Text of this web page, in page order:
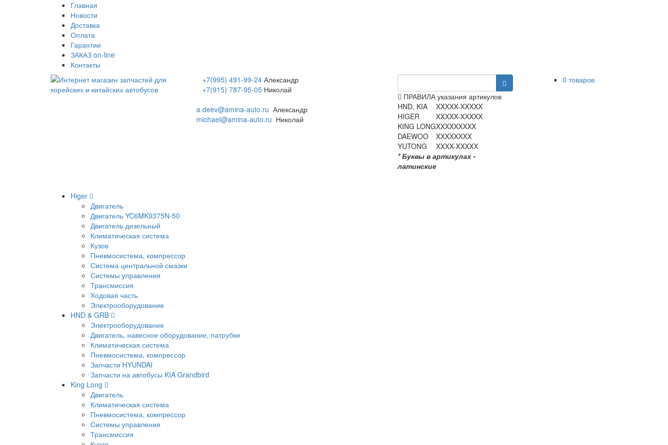
Главная
Новости
Доставка
Оплата
Гарантии
ЗАКАЗ on-line
Контакты
+7(995) 491-99-24Александр
+7(915) 787-95-05Николай
a.deev@amina-auto.ru Александр
michael@amina-auto.ru Николай
ПРАВИЛА указания артикулов
HND, KIA
XXXXX-XXXXX
HIGER
XXXXX-XXXXX
KING LONGXXXXXXXXX
DAEWOO
XXXXXXXX
YUTONG
XXXX-XXXXX
* Буквы в артикулах -
латинские
0 товаров
Higer
Двигатель
Двигатель YC6MK9375N-50
Двигатель дизельный
Климатическая система
Кузов
Пневмосистема, компрессор
Система центральной смазки
Системы управления
Трансмиссия
Ходовая часть
Электрооборудование
HND & GRB
Электрооборудование
Двигатель, навесное оборудование, патрубки
Климатическая система
Пневмосистема, компрессор
Запчасти HYUNDAI
Запчасти на автобусы KIA Grandbird
King Long
Двигатель
Климатическая система
Пневмосистема, компрессор
Системы управления
Трансмиссия